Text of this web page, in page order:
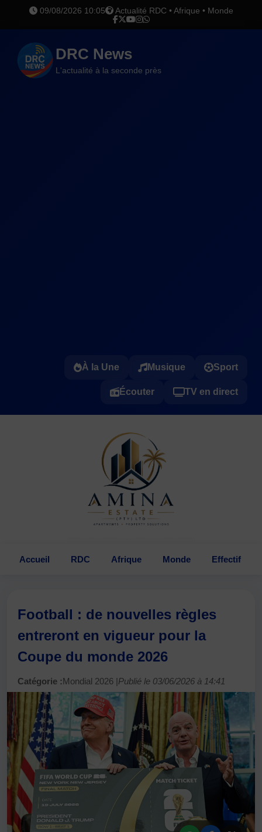
09/08/2026 10:05 Actualité RDC • Afrique • Monde
DRC News
L'actualité à la seconde près
À la Une Musique Sport
Écouter TV en direct
Accueil RDC Afrique Monde Effectif
Football : de nouvelles règles
entreront en vigueur pour la
Coupe du monde 2026
Catégorie :Mondial 2026 |Publié le 03/06/2026 à 14:41